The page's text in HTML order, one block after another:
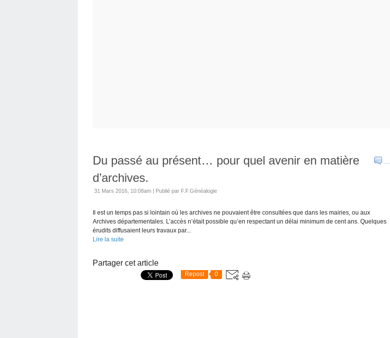
…
Du passé au présent… pour quel avenir en matière
d’archives.
31 Mars 2016, 10:08am | Publié par F.F.Généalogie
Il est un temps pas si lointain où les archives ne pouvaient être consultées que dans les mairies, ou aux
Archives départementales. L’accès n’était possible qu’en respectant un délai minimum de cent ans. Quelques
érudits diffusaient leurs travaux par...
Lire la suite
Partager cet article
Repost 0